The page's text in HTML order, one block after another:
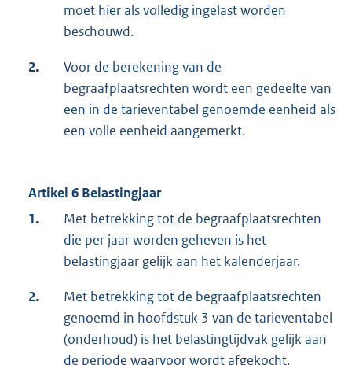
moet hier als volledig ingelast worden
beschouwd.
2.
Voor de berekening van de
begraafplaatsrechten wordt een gedeelte van
een in de tarieventabel genoemde eenheid als
een volle eenheid aangemerkt.
Artikel 6 Belastingjaar
1.
Met betrekking tot de begraafplaatsrechten
die per jaar worden geheven is het
belastingjaar gelijk aan het kalenderjaar.
2.
Met betrekking tot de begraafplaatsrechten
genoemd in hoofdstuk 3 van de tarieventabel
(onderhoud) is het belastingtijdvak gelijk aan
de periode waarvoor wordt afgekocht.